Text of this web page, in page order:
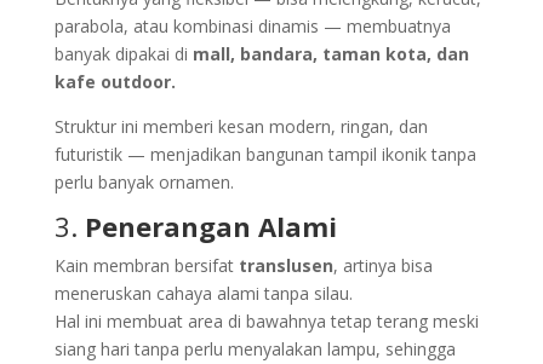
parabola, atau kombinasi dinamis — membuatnya
banyak dipakai di mall, bandara, taman kota, dan
kafe outdoor.
Struktur ini memberi kesan modern, ringan, dan
futuristik — menjadikan bangunan tampil ikonik tanpa
perlu banyak ornamen.
3. Penerangan Alami
Kain membran bersifat translusen, artinya bisa
meneruskan cahaya alami tanpa silau.
Hal ini membuat area di bawahnya tetap terang meski
siang hari tanpa perlu menyalakan lampu, sehingga